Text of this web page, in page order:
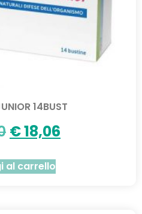
14BUST
€18,06
al carrello